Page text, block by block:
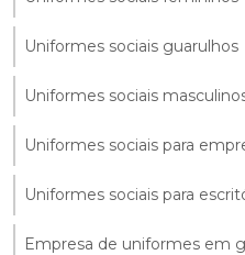
Uniformes sociais guarulhos
Uniformes sociais
Uniformes sociais para
Uniformes sociais para
Empresa de uniformes em